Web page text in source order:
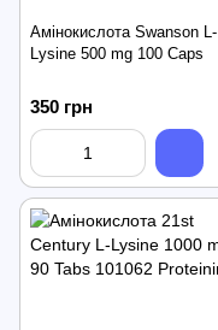
Амінокислота Swanson L-
Lysine 500 mg 100 Caps
350 грн